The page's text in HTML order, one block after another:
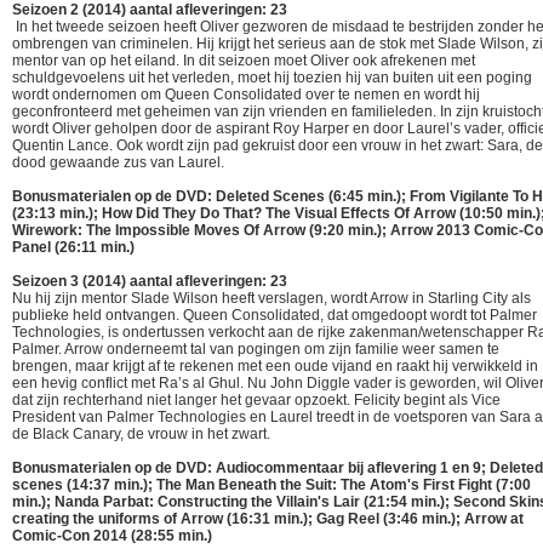
Seizoen 2 (2014) aantal afleveringen: 23
In het tweede seizoen heeft Oliver gezworen de misdaad te bestrijden zonder
ombrengen van criminelen. Hij krijgt het serieus aan de stok met Slade Wilson,
mentor van op het eiland. In dit seizoen moet Oliver ook afrekenen met
schuldgevoelens uit het verleden, moet hij toezien hij van buiten uit een poging
wordt ondernomen om Queen Consolidated over te nemen en wordt hij
geconfronteerd met geheimen van zijn vrienden en familieleden. In zijn
wordt Oliver geholpen door de aspirant Roy Harper en door Laurel’s vader,
Quentin Lance. Ook wordt zijn pad gekruist door een vrouw in het zwart: Sara, de
dood gewaande zus van Laurel.
Bonusmaterialen op de DVD: Deleted Scenes (6:45 min.); From Vigilante To
(23:13 min.); How Did They Do That? The Visual Effects Of Arrow (10:50
Wirework: The Impossible Moves Of Arrow (9:20 min.); Arrow 2013 Comic-
Panel (26:11 min.)
Seizoen 3 (2014) aantal afleveringen: 23
Nu hij zijn mentor Slade Wilson heeft verslagen, wordt Arrow in Starling City als
publieke held ontvangen. Queen Consolidated, dat omgedoopt wordt tot Palmer
Technologies, is ondertussen verkocht aan de rijke zakenman/wetenschapper
Palmer. Arrow onderneemt tal van pogingen om zijn familie weer samen te
brengen, maar krijgt af te rekenen met een oude vijand en raakt hij verwikkeld in
een hevig conflict met Ra’s al Ghul. Nu John Diggle vader is geworden, wil Oliver
dat zijn rechterhand niet langer het gevaar opzoekt. Felicity begint als Vice
President van Palmer Technologies en Laurel treedt in de voetsporen van Sara
de Black Canary, de vrouw in het zwart.
Bonusmaterialen op de DVD: Audiocommentaar bij aflevering 1 en 9; Deleted
scenes (14:37 min.); The Man Beneath the Suit: The Atom's First Fight (7:00
min.); Nanda Parbat: Constructing the Villain's Lair (21:54 min.); Second
creating the uniforms of Arrow (16:31 min.); Gag Reel (3:46 min.); Arrow at
Comic-Con 2014 (28:55 min.)